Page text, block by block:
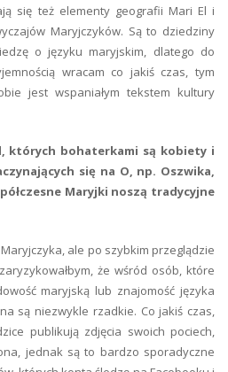
się też elementy geografii Mari El i
Maryjczyków. Są to dziedziny
o języku maryjskim, dlatego do
wracam co jakiś czas, tym
jest wspaniałym tekstem kultury
których bohaterkami są kobiety i
się na O, np. Oszwika,
Maryjki noszą tradycyjne
ale po szybkim przeglądzie
że wśród osób, które
maryjską lub znajomość języka
są niezwykle rzadkie. Co jakiś czas,
publikują zdjęcia swoich pociech,
jednak są to bardzo sporadyczne